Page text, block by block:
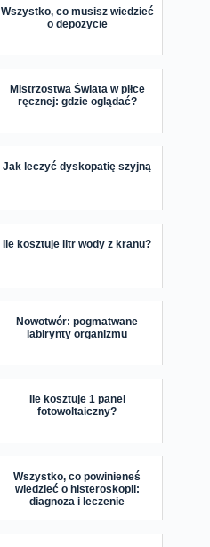
Wszystko, co musisz wiedzieć
o depozycie
Mistrzostwa Świata w piłce
ręcznej: gdzie oglądać?
Jak leczyć dyskopatię szyjną
Ile kosztuje litr wody z kranu?
Nowotwór: pogmatwane
labirynty organizmu
Ile kosztuje 1 panel
fotowoltaiczny?
Wszystko, co powinieneś
wiedzieć o histeroskopii:
diagnoza i leczenie